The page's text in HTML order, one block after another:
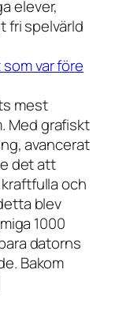
elever,
fri spelvärld
var före
mest
Med grafiskt
avancerat
det att
och
blev
1000
datorns
Bakom